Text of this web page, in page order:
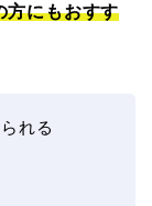
方にもおすす
れる